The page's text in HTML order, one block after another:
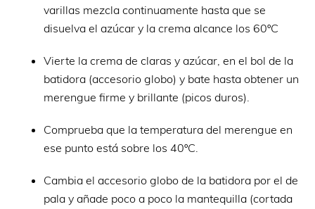
varillas mezcla continuamente hasta que se
disuelva el azúcar y la crema alcance los 60ºC
Vierte la crema de claras y azúcar, en el bol de la
batidora (accesorio globo) y bate hasta obtener un
merengue firme y brillante (picos duros).
Comprueba que la temperatura del merengue en
ese punto está sobre los 40ºC.
Cambia el accesorio globo de la batidora por el de
pala y añade poco a poco la mantequilla (cortada